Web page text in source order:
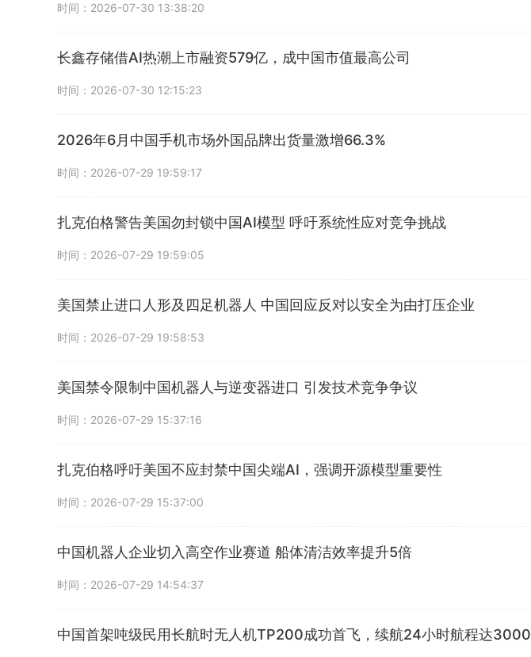
时间：2026-07-30 13:38:20
长鑫存储借AI热潮上市融资579亿，成中国市值最高公司
时间：2026-07-30 12:15:23
2026年6月中国手机市场外国品牌出货量激增66.3%
时间：2026-07-29 19:59:17
扎克伯格警告美国勿封锁中国AI模型 呼吁系统性应对竞争挑战
时间：2026-07-29 19:59:05
美国禁止进口人形及四足机器人 中国回应反对以安全为由打压企业
时间：2026-07-29 19:58:53
美国禁令限制中国机器人与逆变器进口 引发技术竞争争议
时间：2026-07-29 15:37:16
扎克伯格呼吁美国不应封禁中国尖端AI，强调开源模型重要性
时间：2026-07-29 15:37:00
中国机器人企业切入高空作业赛道 船体清洁效率提升5倍
时间：2026-07-29 14:54:37
中国首架吨级民用长航时无人机TP200成功首飞，续航24小时航程达